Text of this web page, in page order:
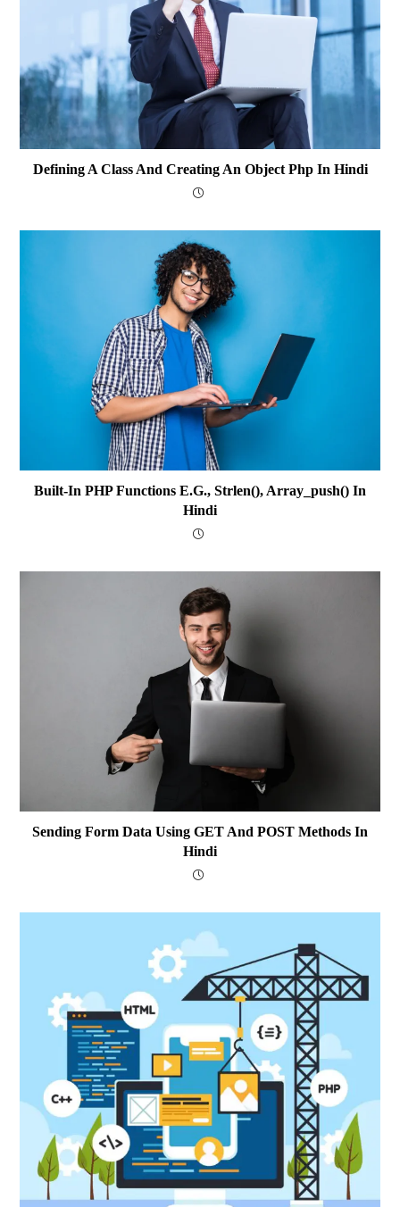
Defining A Class And Creating An Object Php In Hindi
Built-In PHP Functions E.g., Strlen(), Array_push() In
Hindi
Sending Form Data Using GET And POST Methods In
Hindi